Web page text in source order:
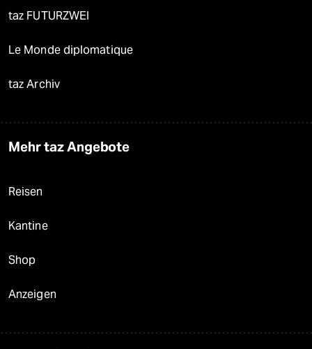
taz FUTURZWEI
Le Monde diplomatique
taz Archiv
Mehr taz Angebote
Reisen
Kantine
Shop
Anzeigen